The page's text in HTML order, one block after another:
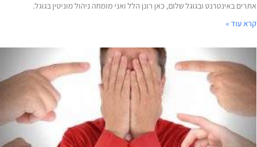
אתרים באינטרנט ובגוגל שלום, כאן רונן הלל ואני מומחה ניהול מוניטין בגוגל.
קרא עוד »